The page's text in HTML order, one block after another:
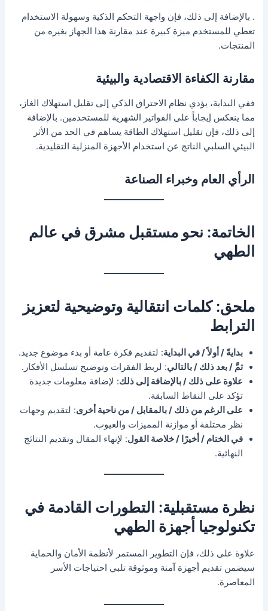
. بالإضافة إلى ذلك، فإن واجهة التحكم الذكية وسهولة الاستخدام
تعطي للمستخدم ميزة كبيرة عند مقارنة هذا الجهاز بغيره من
المنتجات.
مقارنة الكفاءة الاقتصادية والبيئية
ففي البداية، يؤدي نظام الاحتراق الذكي إلى تقليل استهلاك الغاز،
مما ينعكس إيجاباً على الفواتير الشهرية للمستخدمين. بالإضافة
إلى ذلك، فإن تقليل استهلاك الطاقة يساهم في الحد من الأثر
البيئي السلبي الناتج عن استخدام الأجهزة المنزلية التقليدية.
الرأي العام وخبراء الصناعة
الخاتمة: نحو مستقبل مشرق في عالم
الطهي
ملحق: كلمات انتقالية وتوضيحية لتعزيز
الترابط
بدايةً / أولاً / في البداية: لتقديم فكرة عامة أو بدء موضوع جديد.
ثمَّ / بعد ذلك / بالتالي: لربط الفقرات وتوضيح تسلسل الأفكار.
علاوة على ذلك / بالإضافة إلى ذلك: لإضافة معلومات جديدة
تؤكد على النقاط السابقة.
على الرغم من ذلك / بالمقابل / من ناحية أخرى: لتقديم وجهات
نظر مختلفة أو موازنة المميزات والعيوب.
في الختام / أخيرًا / خلاصة القول: لإنهاء المقال وتقديم النتائج
النهائية.
نظرة مستقبلية: التطورات القادمة في
تكنولوجيا أجهزة الطهي
علاوة على ذلك، فإن التطوير المستمر لأنظمة الأمان والحماية
سيضمن تقديم أجهزة آمنة وموثوقة تلبي احتياجات الأسر
المعاصرة.